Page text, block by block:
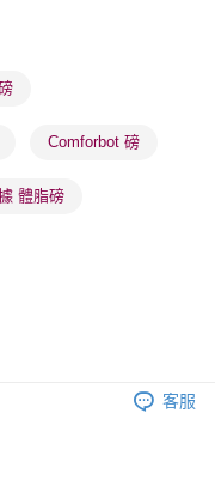
至SF順豐速運或京東
Comforbot 磅
體脂磅
客服